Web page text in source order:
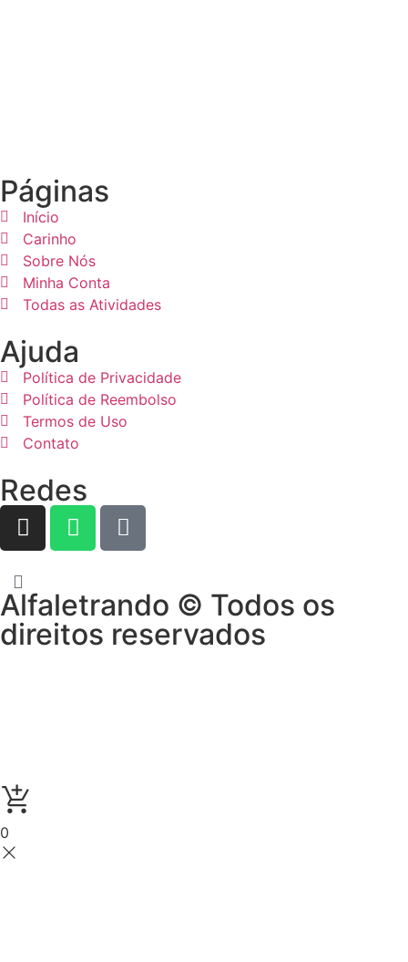
Páginas
Início
Carinho
Sobre Nós
Minha Conta
Todas as Atividades
Ajuda
Política de Privacidade
Política de Reembolso
Termos de Uso
Contato
Redes
Alfaletrando © Todos os
direitos reservados
0